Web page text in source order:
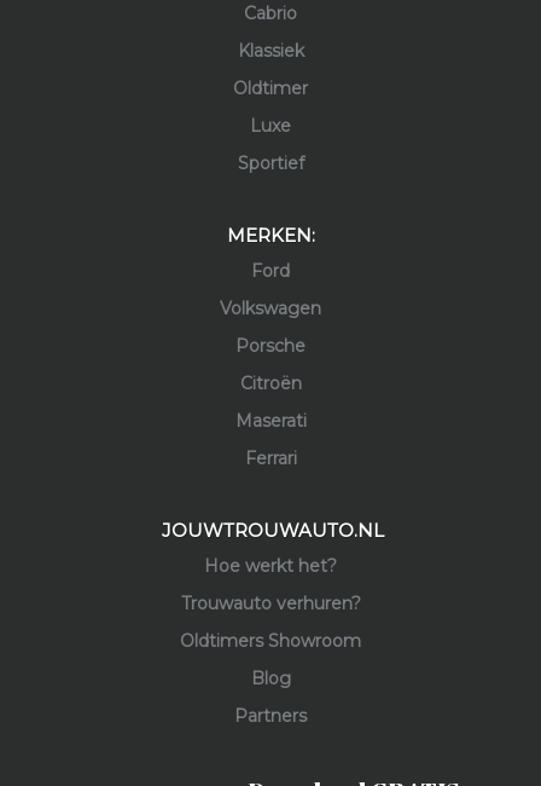
Cabrio
Klassiek
Oldtimer
Luxe
Sportief
MERKEN:
Ford
Volkswagen
Porsche
Citroën
Maserati
Ferrari
JOUWTROUWAUTO.NL
Hoe werkt het?
Trouwauto verhuren?
Oldtimers Showroom
Blog
Partners